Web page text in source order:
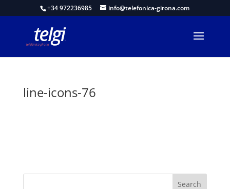
+34 972236985 info@telefonica-girona.com
line-icons-76